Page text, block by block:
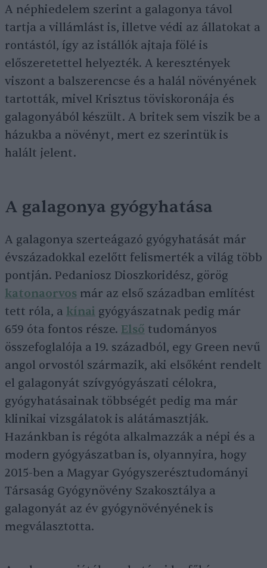
A néphiedelem szerint a galagonya távol
tartja a villámlást is, illetve védi az állatokat a
rontástól, így az istállók ajtaja fölé is
előszeretettel helyezték. A keresztények
viszont a balszerencse és a halál növényének
tartották, mivel Krisztus töviskoronája és
galagonyából készült. A britek sem viszik be a
házukba a növényt, mert ez szerintük is
halált jelent.
A galagonya gyógyhatása
A galagonya szerteágazó gyógyhatását már
évszázadokkal ezelőtt felismerték a világ több
pontján. Pedaniosz Dioszkoridész, görög
katonaorvos már az első században említést
tett róla, a kínai gyógyászatnak pedig már
659 óta fontos része. Első tudományos
összefoglalója a 19. századból, egy Green nevű
angol orvostól származik, aki elsőként rendelt
el galagonyát szívgyógyászati célokra,
gyógyhatásainak többségét pedig ma már
klinikai vizsgálatok is alátámasztják.
Hazánkban is régóta alkalmazzák a népi és a
modern gyógyászatban is, olyannyira, hogy
2015-ben a Magyar Gyógyszerésztudományi
Társaság Gyógynövény Szakosztálya a
galagonyát az év gyógynövényének is
megválasztotta.